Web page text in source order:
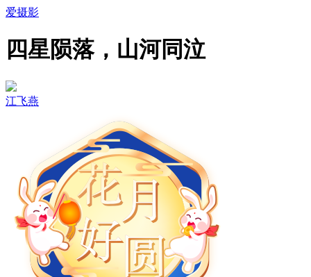
爱摄影
四星陨落，山河同泣
江飞燕